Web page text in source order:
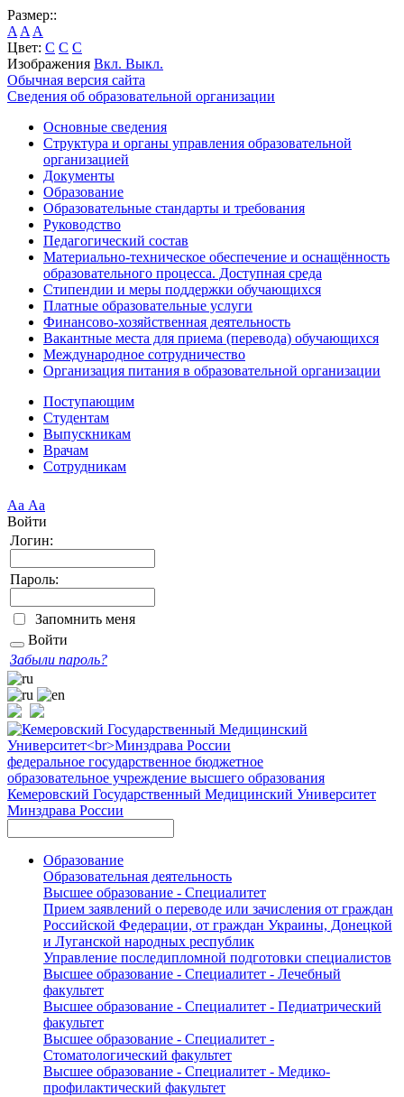
Размер::
A A A
Цвет: C C C
Изображения Вкл. Выкл.
Обычная версия сайта
Сведения об образовательной организации
Основные сведения
Структура и органы управления образовательной
организацией
Документы
Образование
Образовательные стандарты и требования
Руководство
Педагогический состав
Материально-техническое обеспечение и оснащённость
образовательного процесса. Доступная среда
Стипендии и меры поддержки обучающихся
Платные образовательные услуги
Финансово-хозяйственная деятельность
Вакантные места для приема (перевода) обучающихся
Международное сотрудничество
Организация питания в образовательной организации
Поступающим
Студентам
Выпускникам
Врачам
Сотрудникам
Аа Аа
Войти
Логин:
Пароль:
Запомнить меня
Войти
Забыли пароль?
федеральное государственное бюджетное
образовательное учреждение высшего образования
Кемеровский Государственный Медицинский Университет
Минздрава России
Образование
Образовательная деятельность
Высшее образование - Специалитет
Прием заявлений о переводе или зачисления от граждан
Российской Федерации, от граждан Украины, Донецкой
и Луганской народных республик
Управление последипломной подготовки специалистов
Высшее образование - Специалитет - Лечебный
факультет
Высшее образование - Специалитет - Педиатрический
факультет
Высшее образование - Специалитет -
Стоматологический факультет
Высшее образование - Специалитет - Медико-
профилактический факультет